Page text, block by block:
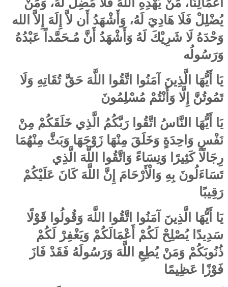
يُضْلِلْ فَلَا هَادِيَ لَهُ، وَأَشْهَدُ أَن لاَّ إِلَهَ إِلاَّ الله
وَحْدَهُ لَا شَرِيْكَ لَهُ وَأَشْهَدُ أَنَّ مُـحَمَّداً عَبْدُهُ
وَرَسُولُه
يَا أَيُّهَا الَّذِينَ آمَنُوا اتَّقُوا اللَّهَ حَقَّ تُقَاتِهِ وَلَا
تَمُوتُنَّ إِلَّا وَأَنْتُمْ مُسْلِمُونَ
يَا أَيُّهَا النَّاسُ اتَّقُوا رَبَّكُمُ الَّذِي خَلَقَكُمْ مِنْ
نَفْسٍ وَاحِدَةٍ وَخَلَقَ مِنْهَا زَوْجَهَا وَبَثَّ مِنْهُمَا
رِجَالًا كَثِيرًا وَنِسَاءً وَاتَّقُوا اللَّهَ الَّذِي
تَسَاءَلُونَ بِهِ وَالْأَرْحَامَ إِنَّ اللَّهَ كَانَ عَلَيْكُمْ
رَقِيبًا
يَا أَيُّهَا الَّذِينَ آمَنُوا اتَّقُوا اللَّهَ وَقُولُوا قَوْلًا
سَدِيدًا يُصْلِحْ لَكُمْ أَعْمَالَكُمْ وَيَغْفِرْ لَكُمْ
ذُنُوبَكُمْ وَمَنْ يُطِعِ اللَّهَ وَرَسُولَهُ فَقَدْ فَازَ
فَوْزًا عَظِيمًا